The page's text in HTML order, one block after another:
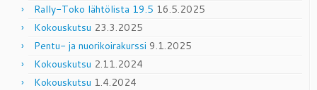
Rally-Toko lähtölista 19.5 16.5.2025
Kokouskutsu 23.3.2025
Pentu- ja nuorikoirakurssi 9.1.2025
Kokouskutsu 2.11.2024
Kokouskutsu 1.4.2024